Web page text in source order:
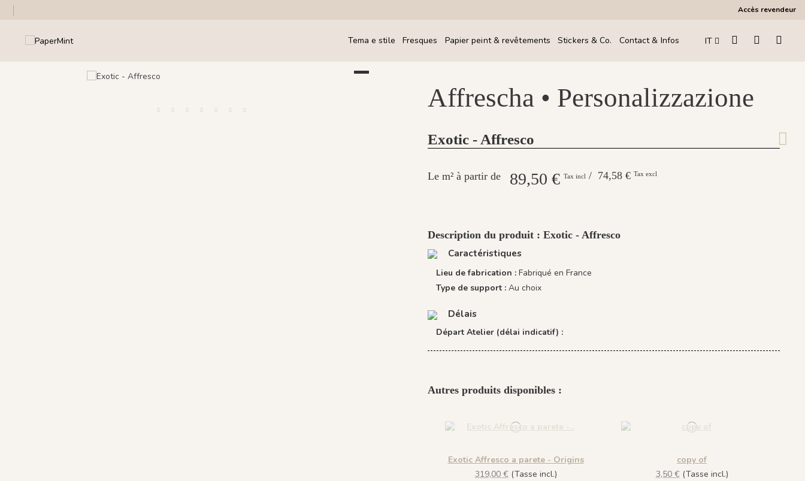
Accès revendeur
Tema e stile Fresques Papier peint & revêtements Stickers & Co. Contact & Infos IT
Affrescha • Personalizzazione
Exotic - Affresco
89,50 € Tax incl / 74,58 € Tax excl
Description du produit : Exotic - Affresco
Caractéristiques
Lieu de fabrication : Fabriqué en France
Type de support : Au choix
Délais
Départ Atelier (délai indicatif) :
Autres produits disponibles :
Exotic Affresco a parete - Origins
319,00 €(Tasse incl.)
copy of
3,50 €(Tasse incl.)